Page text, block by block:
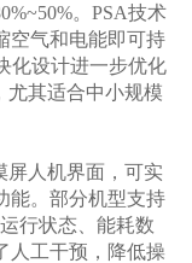
。PSA技术
空气和电能即可持
化设计进一步优化
尤其适合中小规模
屏人机界面，可实
能。部分机型支持
行状态、能耗数
人工干预，降低操